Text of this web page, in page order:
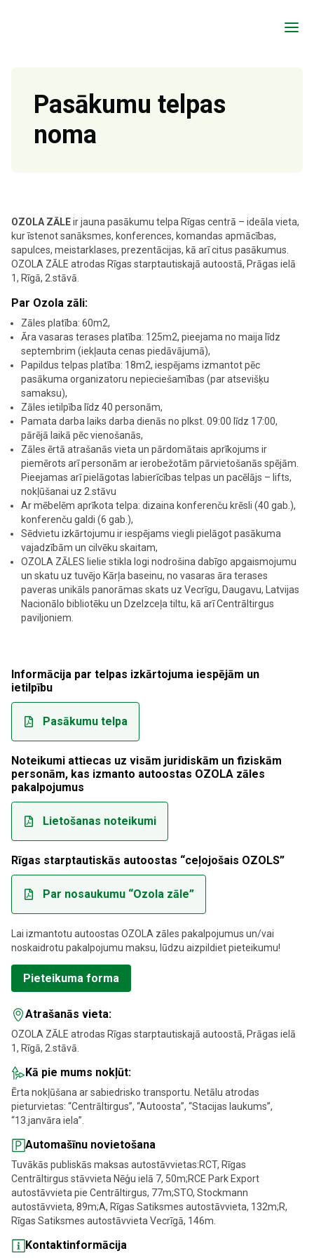
a
Pasākumu telpas
noma
OZOLA ZĀLEir jauna pasākumu telpa Rīgas centrā – ideāla vieta,
kur īstenot sanāksmes, konferences, komandas apmācības,
sapulces, meistarklases, prezentācijas, kā arī citus pasākumus.
OZOLA ZĀLE atrodas Rīgas starptautiskajā autoostā, Prāgas ielā
1, Rīgā, 2.stāvā.
Par Ozola zāli:
Zāles platība: 60m2,
Āra vasaras terases platība: 125m2, pieejama no maija līdz
septembrim (iekļauta cenas piedāvājumā),
Papildus telpas platība: 18m2, iespējams izmantot pēc
pasākuma organizatoru nepieciešamības (par atsevišķu
samaksu),
Zāles ietilpība līdz 40 personām,
Pamata darba laiks darba dienās no plkst. 09:00 līdz 17:00,
pārējā laikā pēc vienošanās,
Zāles ērtā atrašanās vieta un pārdomātais aprīkojums ir
piemērots arī personām ar ierobežotām pārvietošanās spējām.
Pieejamas arī pielāgotas labierīcības telpas un pacēlājs – lifts,
nokļūšanai uz 2.stāvu
Ar mēbelēm aprīkota telpa: dizaina konferenču krēsli (40 gab.),
konferenču galdi (6 gab.),
Sēdvietu izkārtojumu ir iespējams viegli pielāgot pasākuma
vajadzībām un cilvēku skaitam,
OZOLA ZĀLES lielie stikla logi nodrošina dabīgo apgaismojumu
un skatu uz tuvējo Kārļa baseinu, no vasaras āra terases
paveras unikāls panorāmas skats uz Vecrīgu, Daugavu, Latvijas
Nacionālo bibliotēku un Dzelzceļa tiltu, kā arī Centrāltirgus
paviljoniem.
Informācija par telpas izkārtojuma iespējām un
ietilpību
Pasākumu telpa
Noteikumi attiecas uz visām juridiskām un fiziskām
personām, kas izmanto autoostas OZOLA zāles
pakalpojumus
Lietošanas noteikumi
Rīgas starptautiskās autoostas “ceļojošais OZOLS”
Par nosaukumu “Ozola zāle”
Lai izmantotu autoostas OZOLA zāles pakalpojumus un/vai
noskaidrotu pakalpojumu maksu, lūdzu aizpildiet pieteikumu!
Pieteikuma forma
Atrašanās vieta:
OZOLA ZĀLE atrodas Rīgas starptautiskajā autoostā, Prāgas ielā
1, Rīgā, 2.stāvā.
Kā pie mums nokļūt:
Ērta nokļūšana ar sabiedrisko transportu. Netālu atrodas
pieturvietas: “Centrāltirgus”, “Autoosta”, “Stacijas laukums”,
“13.janvāra iela”.
Automašīnu novietošana
Tuvākās publiskās maksas autostāvvietas:RCT, Rīgas
Centrāltirgus stāvvieta Nēģu ielā 7, 50m;RCE Park Export
autostāvvieta pie Centrāltirgus, 77m;STO, Stockmann
autostāvvieta, 89m;A, Rīgas Satiksmes autostāvvieta, 132m;R,
Rīgas Satiksmes autostāvvieta Vecrīgā, 146m.
Kontaktinformācija